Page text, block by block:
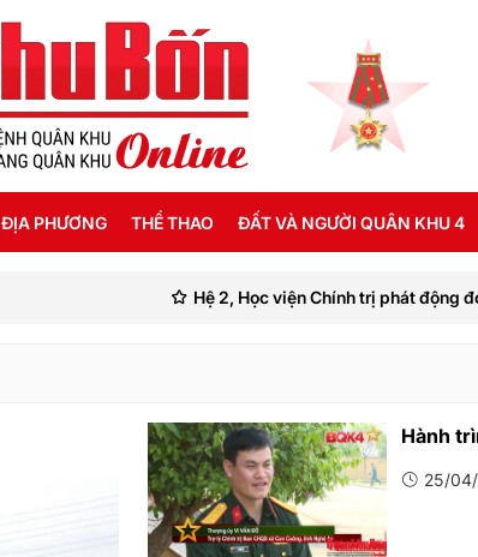
PHƯƠNG THỂ THAO ĐẤT VÀ NGƯỜI QUÂN KHU 4
Hệ 2, Học viện Chính trị phát động đợt thi
Hành
25/